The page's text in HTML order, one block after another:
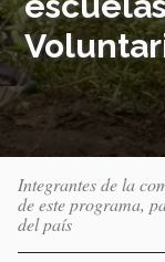
Integrantes de la
de este programa,
del país